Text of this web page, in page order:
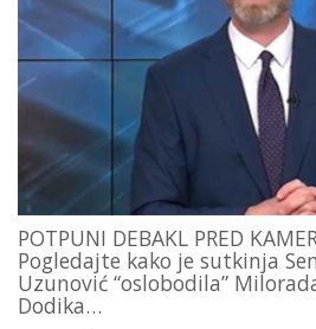
POTPUNI DEBAKL PRED
Pogledajte kako je sutkinja
Uzunović “oslobodila”
Dodika…